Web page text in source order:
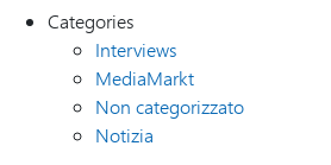
Categories
Interviews
MediaMarkt
Non categorizzato
Notizia